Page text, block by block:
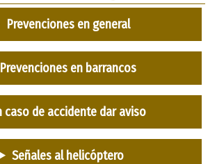
Prevenciones en general
Prevenciones en barrancos
caso de accidente dar aviso
Señales al helicóptero